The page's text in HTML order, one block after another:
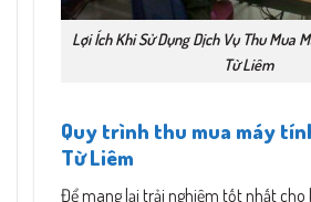
Lợi Ích Khi Sử Dụng Dịch Vụ Thu Mua
Từ Liêm
Quy trình thu mua máy
Từ Liêm
Để mang lại trải nghiệm tốt nhất cho